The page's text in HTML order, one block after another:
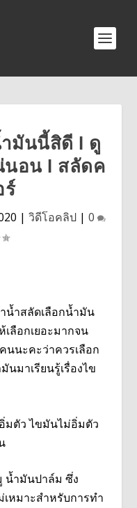
มันนี้สิดี l ดู
นอน l สลัดค
ร์
| วิดีโอคลิป| 0
น้ำสลัดเลือกน้ำมัน
ลือกเยอะมากจน
นนะคะว่าควรเลือก
มาเรียนรู้เรื่องไข
ตัว ไขมันไม่อิ่มตัว
น้ำมันปาล์ม ซึ่ง
หมาะสำหรับการทำ